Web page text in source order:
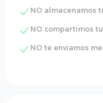
NO almacenamos
NO compartimos
NO te enviamos